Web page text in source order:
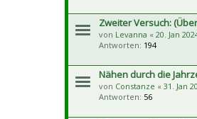
Zweiter Versuch:
von Levanna « 20. Jan
Antworten: 194
Nähen durch die
von Constanze « 31. Jan
Antworten: 56